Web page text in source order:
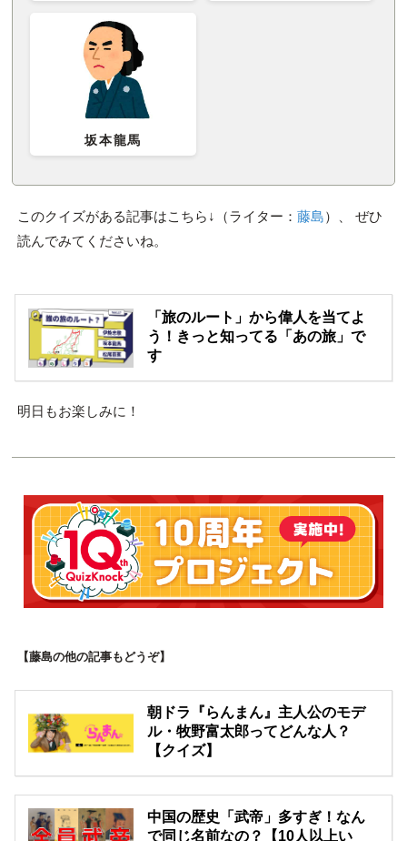
坂本龍馬
このクイズがある記事はこちら↓（ライター： 藤島）、 ぜひ
読んでみてくださいね。
「旅のルート」から偉人を当てよ
う！きっと知ってる「あの旅」で
す
明日もお楽しみに！
【藤島の他の記事もどうぞ】
朝ドラ『らんまん』主人公のモデ
ル・牧野富太郎ってどんな人？
【クイズ】
中国の歴史「武帝」多すぎ！なん
で同じ名前なの？【10人以上い